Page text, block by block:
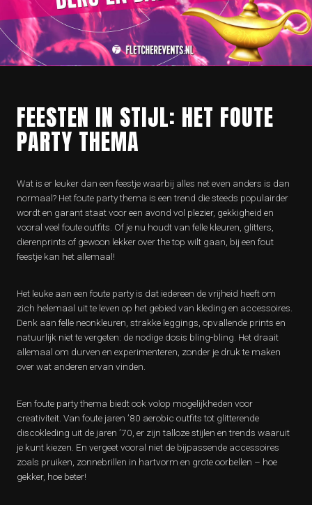
FEESTEN IN STIJL: HET FOUTE
PARTY THEMA
Wat is er leuker dan een feestje waarbij alles net even anders is dan
normaal? Het foute party thema is een trend die steeds populairder
wordt en garant staat voor een avond vol plezier, gekkigheid en
vooral veel foute outfits. Of je nu houdt van felle kleuren, glitters,
dierenprints of gewoon lekker over the top wilt gaan, bij een fout
feestje kan het allemaal!
Het leuke aan een foute party is dat iedereen de vrijheid heeft om
zich helemaal uit te leven op het gebied van kleding en accessoires.
Denk aan felle neonkleuren, strakke leggings, opvallende prints en
natuurlijk niet te vergeten: de nodige dosis bling-bling. Het draait
allemaal om durven en experimenteren, zonder je druk te maken
over wat anderen ervan vinden.
Een foute party thema biedt ook volop mogelijkheden voor
creativiteit. Van foute jaren ’80 aerobic outfits tot glitterende
discokleding uit de jaren ’70, er zijn talloze stijlen en trends waaruit
je kunt kiezen. En vergeet vooral niet de bijpassende accessoires
zoals pruiken, zonnebrillen in hartvorm en grote oorbellen – hoe
gekker, hoe beter!